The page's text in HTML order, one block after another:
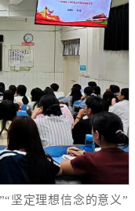
坚定理想信念的意义”